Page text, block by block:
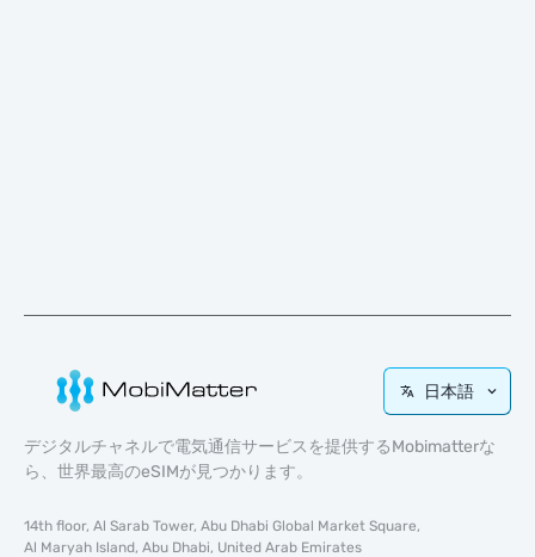
日本語
デジタルチャネルで電気通信サービスを提供するMobimatterな
ら、世界最高のeSIMが見つかります。
14th floor, Al Sarab Tower, Abu Dhabi Global Market Square,
Al Maryah Island, Abu Dhabi, United Arab Emirates